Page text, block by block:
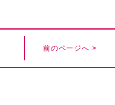
前のページへ >